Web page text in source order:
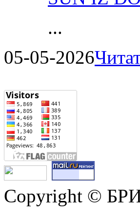
...
05-05-2026
Copyright ©